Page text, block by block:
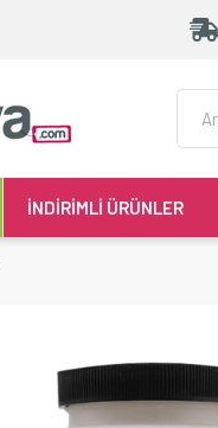
İNDİRİMLİ ÜRÜNLER